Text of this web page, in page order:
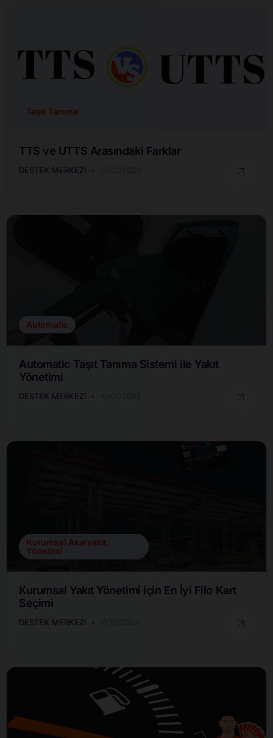
Taşıt Tanıma
TTS ve UTTS Arasındaki Farklar
DESTEK MERKEZI
Automatic
Automatic Taşıt Tanıma Sistemi ile Yakıt
Yönetimi
DESTEK MERKEZI
Kurumsal Akaryakıt
Yönetimi
Kurumsal Yakıt Yönetimi için En İyi Filo Kart
Seçimi
DESTEK MERKEZI